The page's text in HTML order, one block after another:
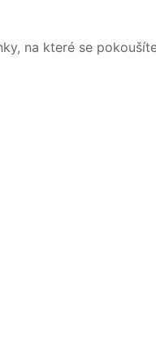
na které se